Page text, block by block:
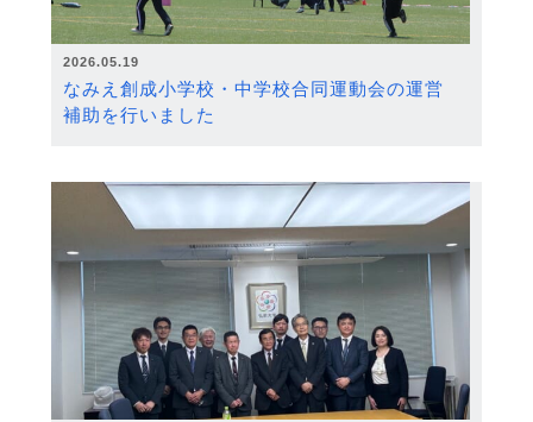
2026.05.19
なみえ創成小学校・中学校合同運動会の運営
補助を行いました